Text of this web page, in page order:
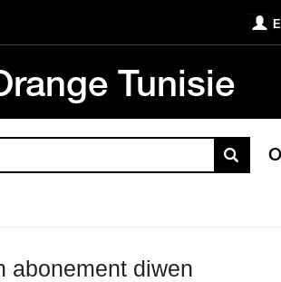
Tunisie
abonement diwen